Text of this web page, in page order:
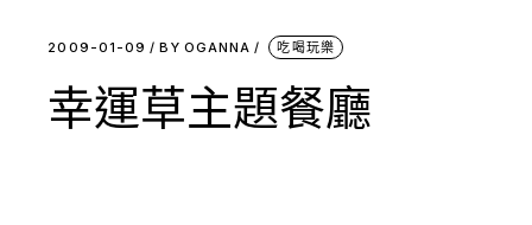
2009-01-09 BY OGANNA 吃喝玩樂
幸運草主題餐廳